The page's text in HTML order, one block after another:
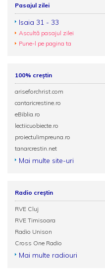
Pasajul zilei
Isaia 31 - 33
Ascultă pasajul zilei
Pune-l pe pagina ta
100% creștin
ariseforchrist.com
cantaricrestine.ro
eBiblia.ro
lectiicuobiecte.ro
proiectulimpreuna.ro
tanarcrestin.net
Mai multe site-uri
Radio creștin
RVE Cluj
RVE Timisoara
Radio Unison
Cross One Radio
Mai multe radiouri